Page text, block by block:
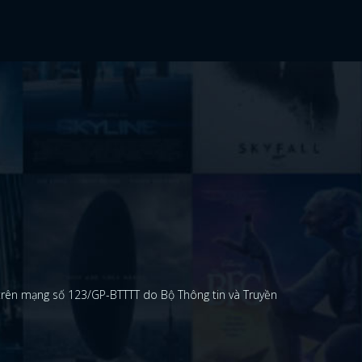
mạng số 123/GP-BTTTT do Bộ Thông tin và Truyền